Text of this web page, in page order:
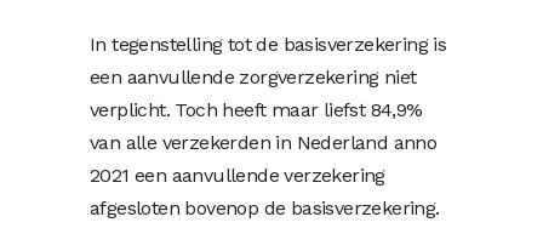
In tegenstelling tot de basisverzekering is
een aanvullende zorgverzekering niet
verplicht. Toch heeft maar liefst 84,9%
van alle verzekerden in Nederland anno
2021 een aanvullende verzekering
afgesloten bovenop de basisverzekering.